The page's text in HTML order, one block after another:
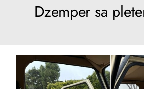
Dzemper sa